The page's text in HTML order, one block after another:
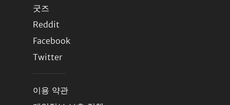
굿즈
Reddit
Facebook
Twitter
이용 약관